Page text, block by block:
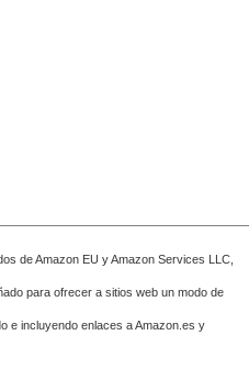
de Amazon EU y Amazon Services LLC,
para ofrecer a sitios web un modo de
e incluyendo enlaces a Amazon.es y